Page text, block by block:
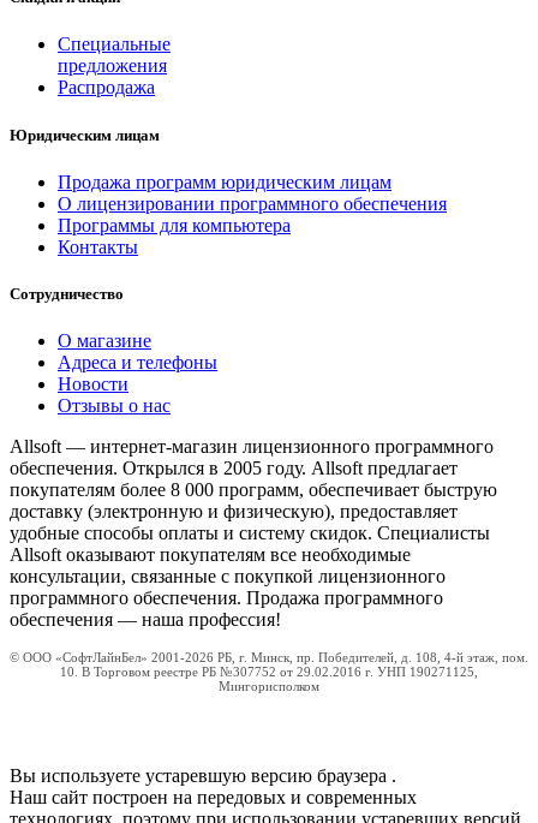
Специальные
предложения
Распродажа
Юридическим лицам
Продажа программ юридическим лицам
О лицензировании программного обеспечения
Программы для компьютера
Контакты
Сотрудничество
О магазине
Адреса и телефоны
Новости
Отзывы о нас
Allsoft — интернет-магазин лицензионного программного
обеспечения. Открылся в 2005 году. Allsoft предлагает
покупателям более 8 000 программ, обеспечивает быструю
доставку (электронную и физическую), предоставляет
удобные способы оплаты и систему скидок. Специалисты
Allsoft оказывают покупателям все необходимые
консультации, связанные с покупкой лицензионного
программного обеспечения. Продажа программного
обеспечения — наша профессия!
© ООО «СофтЛайнБел» 2001-2026 РБ, г. Минск, пр. Победителей, д. 108, 4-й этаж, пом.
10. В Торговом реестре РБ №307752 от 29.02.2016 г. УНП 190271125,
Мингорисполком
Вы используете устаревшую версию браузера .
Наш сайт построен на передовых и современных